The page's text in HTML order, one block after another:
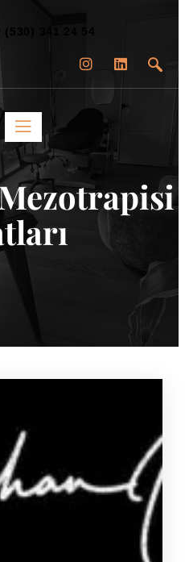
(530) 341 24 54